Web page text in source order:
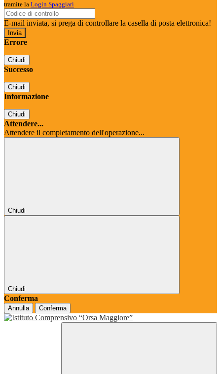
tramite la Login Spaggiari
E-mail inviata, si prega di controllare la casella di posta elettronica!
Errore
Chiudi
Successo
Chiudi
Informazione
Chiudi
Attendere...
Attendere il completamento dell'operazione...
Chiudi
Chiudi
Conferma
Annulla Conferma